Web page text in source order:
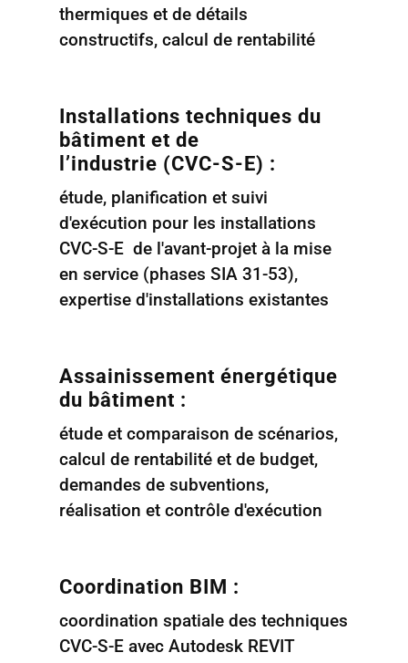
thermiques et de détails
constructifs, calcul de rentabilité
Installations techniques du
bâtiment et de
l’industrie (CVC-S-E) :
étude, planification et suivi
d'exécution pour les installations
CVC-S-E de l'avant-projet à la mise
en service (phases SIA 31-53),
expertise d'installations existantes
Assainissement énergétique
du bâtiment :
étude et comparaison de scénarios,
calcul de rentabilité et de budget,
demandes de subventions,
réalisation et contrôle d'exécution
Coordination BIM :
coordination spatiale des techniques
CVC-S-E avec Autodesk REVIT